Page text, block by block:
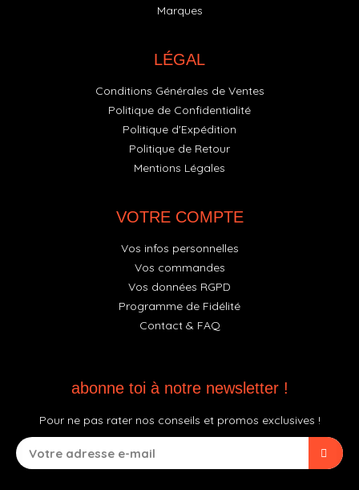
Marques
LÉGAL
Conditions Générales de Ventes
Politique de Confidentialité
Politique d'Expédition
Politique de Retour
Mentions Légales
VOTRE COMPTE
Vos infos personnelles
Vos commandes
Vos données RGPD
Programme de Fidélité
Contact & FAQ
abonne toi à notre newsletter !
Pour ne pas rater nos conseils et promos exclusives !